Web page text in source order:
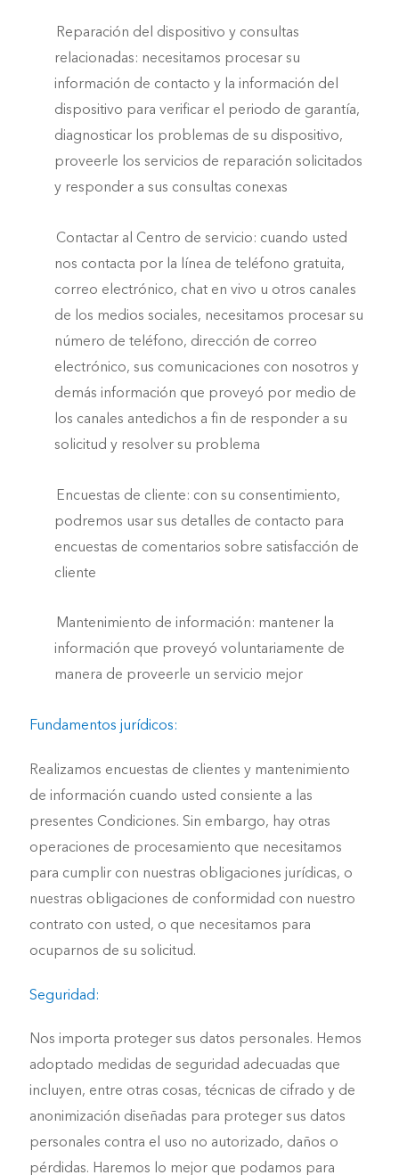
Reparación del dispositivo y consultas
relacionadas: necesitamos procesar su
información de contacto y la información del
dispositivo para verificar el periodo de garantía,
diagnosticar los problemas de su dispositivo,
proveerle los servicios de reparación solicitados
y responder a sus consultas conexas
Contactar al Centro de servicio: cuando usted
nos contacta por la línea de teléfono gratuita,
correo electrónico, chat en vivo u otros canales
de los medios sociales, necesitamos procesar su
número de teléfono, dirección de correo
electrónico, sus comunicaciones con nosotros y
demás información que proveyó por medio de
los canales antedichos a fin de responder a su
solicitud y resolver su problema
Encuestas de cliente: con su consentimiento,
podremos usar sus detalles de contacto para
encuestas de comentarios sobre satisfacción de
cliente
Mantenimiento de información: mantener la
información que proveyó voluntariamente de
manera de proveerle un servicio mejor
Fundamentos jurídicos:
Realizamos encuestas de clientes y mantenimiento
de información cuando usted consiente a las
presentes Condiciones. Sin embargo, hay otras
operaciones de procesamiento que necesitamos
para cumplir con nuestras obligaciones jurídicas, o
nuestras obligaciones de conformidad con nuestro
contrato con usted, o que necesitamos para
ocuparnos de su solicitud.
Seguridad:
Nos importa proteger sus datos personales. Hemos
adoptado medidas de seguridad adecuadas que
incluyen, entre otras cosas, técnicas de cifrado y de
anonimización diseñadas para proteger sus datos
personales contra el uso no autorizado, daños o
pérdidas. Haremos lo mejor que podamos para